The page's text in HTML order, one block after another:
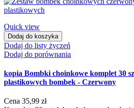
Quick view
Dodaj do koszyka
Dodaj do listy życzeń
Dodaj do porównania
kopia Bombki choinkowe komplet 30
plastikowych bombek - Czerwony
Cena 35,99 zł